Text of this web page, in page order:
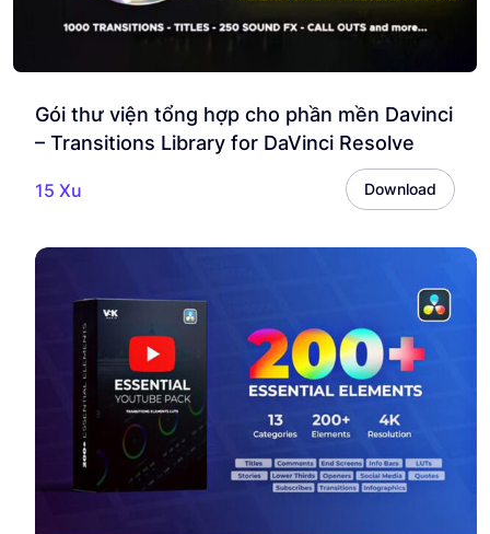
Gói thư viện tổng hợp cho phần mền Davinci
– Transitions Library for DaVinci Resolve
15 Xu Download